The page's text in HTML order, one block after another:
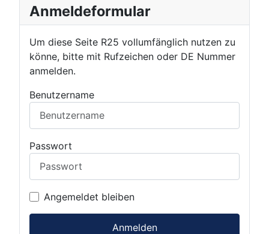
Anmeldeformular
Um diese Seite R25 vollumfänglich nutzen zu
könne, bitte mit Rufzeichen oder DE Nummer
anmelden.
Benutzername
Passwort
Angemeldet bleiben
Anmelden